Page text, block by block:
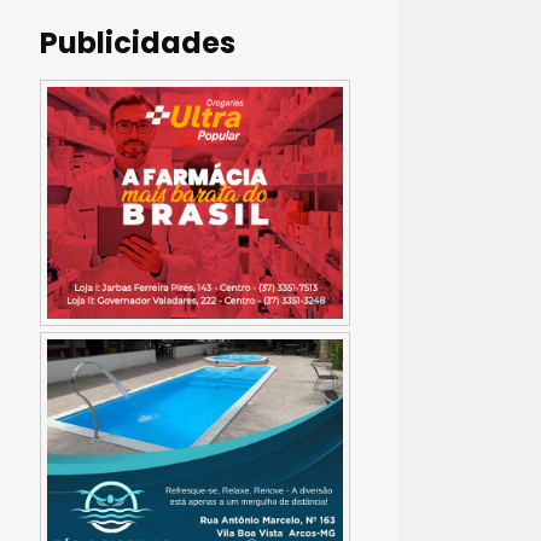
Publicidades